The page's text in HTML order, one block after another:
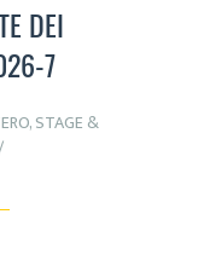
DEI
7
,STAGE &